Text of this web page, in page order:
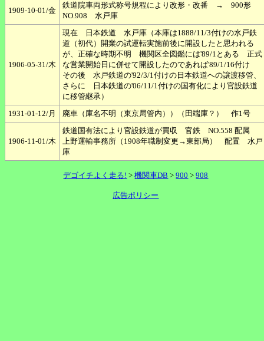
1909-10-01/金
鉄道院車両形式称号規程により改形・改番 → 900形
NO.908 水戸庫
1906-05-31/木
現在 日本鉄道 水戸庫（本庫は1888/11/3付けの水戸鉄
道（初代）開業の試運転実施前後に開設したと思われる
が、正確な時期不明 機関区全図鑑には'89/1とある 正式
な営業開始日に併せて開設したのであれば'89/1/16付け
その後 水戸鉄道の'92/3/1付けの日本鉄道への譲渡移管、
さらに 日本鉄道の'06/11/1付けの国有化により官設鉄道
に移管継承）
1931-01-12/月
廃車（庫名不明（東京局管内））（田端庫？） 作1号
1906-11-01/木
鉄道国有法により官設鉄道が買収 官鉄 NO.558 配属
上野運輸事務所（1908年職制変更→東部局） 配置 水戸
庫
デゴイチよく走る! >機関車DB >900 >908
広告ポリシー